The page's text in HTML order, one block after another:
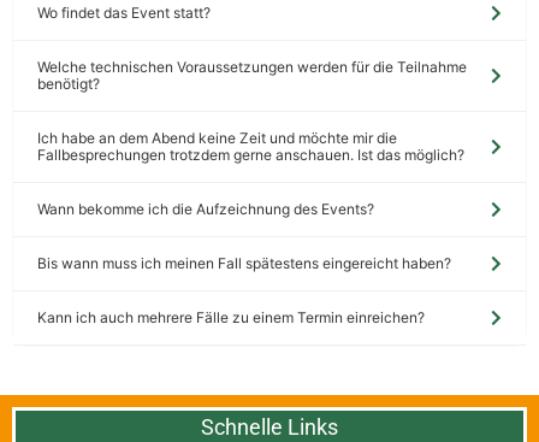
Wo findet das Event statt?
Welche technischen Voraussetzungen werden für die Teilnahme
benötigt?
Ich habe an dem Abend keine Zeit und möchte mir die
Fallbesprechungen trotzdem gerne anschauen. Ist das möglich?
Wann bekomme ich die Aufzeichnung des Events?
Bis wann muss ich meinen Fall spätestens eingereicht haben?
Kann ich auch mehrere Fälle zu einem Termin einreichen?
Schnelle Links